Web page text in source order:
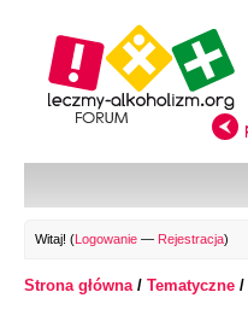
Witaj! (Logowanie — Rejestracja)
Strona główna/ Tematyczne /